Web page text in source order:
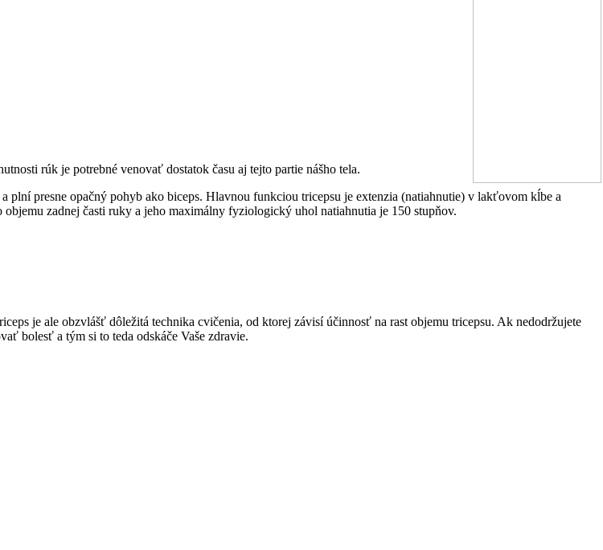
rúk je potrebné venovať dostatok času aj tejto partie nášho tela.
plní presne opačný pohyb ako biceps. Hlavnou funkciou tricepsu je extenzia (natiahnutie) v lakťovom kĺbe a
zadnej časti ruky a jeho maximálny fyziologický uhol natiahnutia je 150 stupňov.
je ale obzvlášť dôležitá technika cvičenia, od ktorej závisí účinnosť na rast objemu tricepsu. Ak nedodržujete
bolesť a tým si to teda odskáče Vaše zdravie.